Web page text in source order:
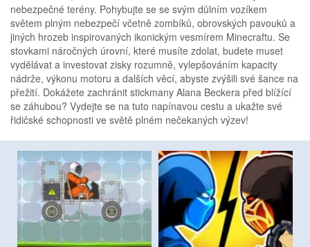
nebezpečné terény. Pohybujte se se svým důlním vozíkem
světem plným nebezpečí včetně zombíků, obrovských pavouků a
jiných hrozeb inspirovaných ikonickým vesmírem Minecraftu. Se
stovkami náročných úrovní, které musíte zdolat, budete muset
vydělávat a investovat zisky rozumně, vylepšováním kapacity
nádrže, výkonu motoru a dalších věcí, abyste zvýšili své šance na
přežití. Dokážete zachránit stickmany Alana Beckera před blížící
se záhubou? Vydejte se na tuto napínavou cestu a ukažte své
řidičské schopnosti ve světě plném nečekaných výzev!